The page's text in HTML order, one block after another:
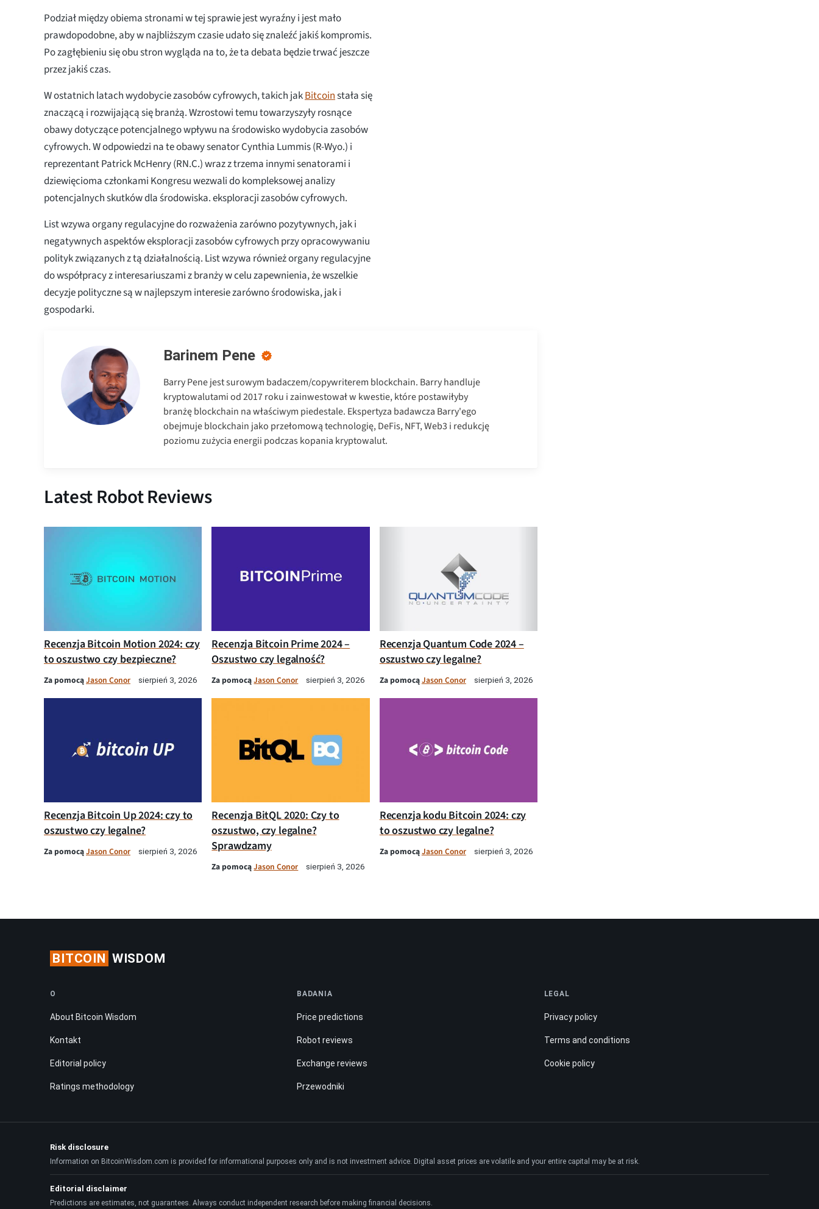
Podział między obiema stronami w tej sprawie jest wyraźny i jest mało
prawdopodobne, aby w najbliższym czasie udało się znaleźć jakiś kompromis.
Po zagłębieniu się obu stron wygląda na to, że ta debata będzie trwać jeszcze
przez jakiś czas.
W ostatnich latach wydobycie zasobów cyfrowych, takich jakBitcoinstała się
znaczącą i rozwijającą się branżą. Wzrostowi temu towarzyszyły rosnące
obawy dotyczące potencjalnego wpływu na środowisko wydobycia zasobów
cyfrowych. W odpowiedzi na te obawy senator Cynthia Lummis (R-Wyo.) i
reprezentant Patrick McHenry (RN.C.) wraz z trzema innymi senatorami i
dziewięcioma członkami Kongresu wezwali do kompleksowej analizy
potencjalnych skutków dla środowiska. eksploracji zasobów cyfrowych.
List wzywa organy regulacyjne do rozważenia zarówno pozytywnych, jak i
negatywnych aspektów eksploracji zasobów cyfrowych przy opracowywaniu
polityk związanych z tą działalnością. List wzywa również organy regulacyjne
do współpracy z interesariuszami z branży w celu zapewnienia, że wszelkie
decyzje polityczne są w najlepszym interesie zarówno środowiska, jak i
gospodarki.
Barinem Pene
Barry Pene jest surowym badaczem/copywriterem blockchain. Barry handluje
kryptowalutami od 2017 roku i zainwestował w kwestie, które postawiłyby
branżę blockchain na właściwym piedestale. Ekspertyza badawcza Barry'ego
obejmuje blockchain jako przełomową technologię, DeFis, NFT, Web3 i redukcję
poziomu zużycia energii podczas kopania kryptowalut.
Latest Robot Reviews
Recenzja Bitcoin Motion 2024: czy
to oszustwo czy bezpieczne?
Za pomocąJason Conor sierpień 3, 2026
Recenzja Bitcoin Prime 2024 –
Oszustwo czy legalność?
Za pomocąJason Conor sierpień 3, 2026
Recenzja Quantum Code 2024 –
oszustwo czy legalne?
Za pomocąJason Conor sierpień 3, 2026
Recenzja Bitcoin Up 2024: czy to
oszustwo czy legalne?
Za pomocąJason Conor sierpień 3, 2026
Recenzja BitQL 2020: Czy to
oszustwo, czy legalne?
Sprawdzamy
Za pomocąJason Conor sierpień 3, 2026
Recenzja kodu Bitcoin 2024: czy
to oszustwo czy legalne?
Za pomocąJason Conor sierpień 3, 2026
BITCOIN WISDOM
O
About Bitcoin Wisdom
Kontakt
Editorial policy
Ratings methodology
BADANIA
Price predictions
Robot reviews
Exchange reviews
Przewodniki
LEGAL
Privacy policy
Terms and conditions
Cookie policy
Risk disclosure
Information on BitcoinWisdom.com is provided for informational purposes only and is not investment advice. Digital asset prices are volatile and your entire capital may be at risk.
Editorial disclaimer
Predictions are estimates, not guarantees. Always conduct independent research before making financial decisions.